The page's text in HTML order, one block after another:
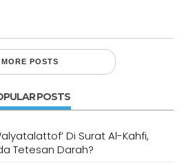
MORE POSTS
POSTS
Di Surat Al-Kahfi,
Tetesan Darah?